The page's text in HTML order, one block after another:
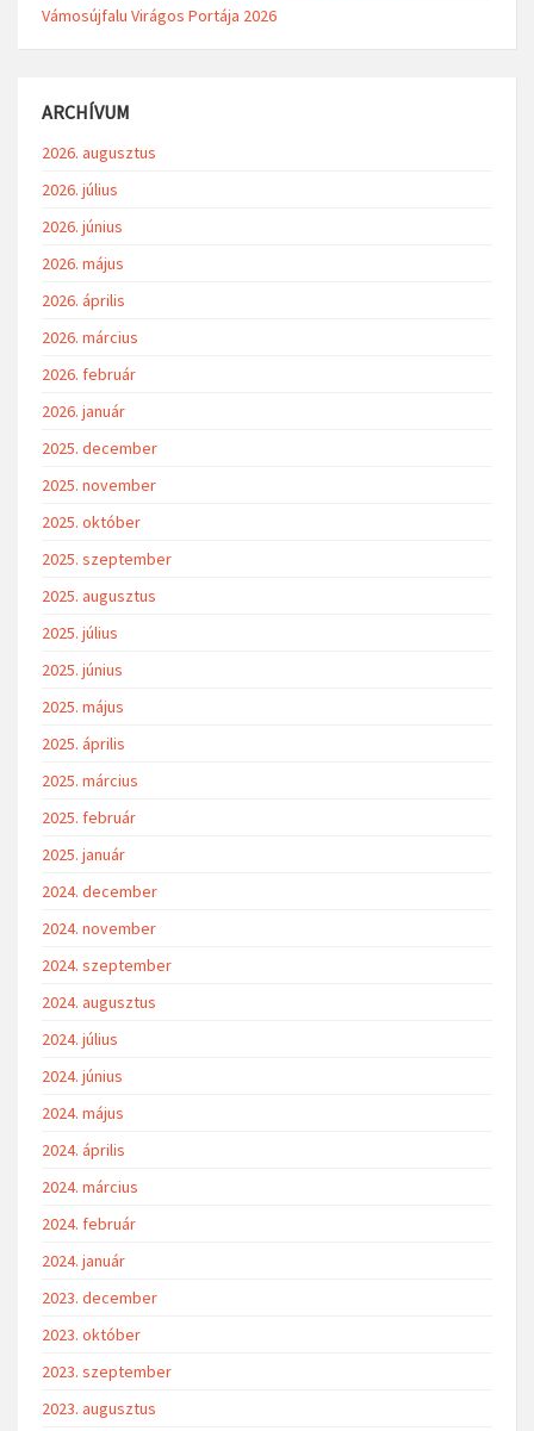
Vámosújfalu Virágos Portája 2026
ARCHÍVUM
2026. augusztus
2026. július
2026. június
2026. május
2026. április
2026. március
2026. február
2026. január
2025. december
2025. november
2025. október
2025. szeptember
2025. augusztus
2025. július
2025. június
2025. május
2025. április
2025. március
2025. február
2025. január
2024. december
2024. november
2024. szeptember
2024. augusztus
2024. július
2024. június
2024. május
2024. április
2024. március
2024. február
2024. január
2023. december
2023. október
2023. szeptember
2023. augusztus